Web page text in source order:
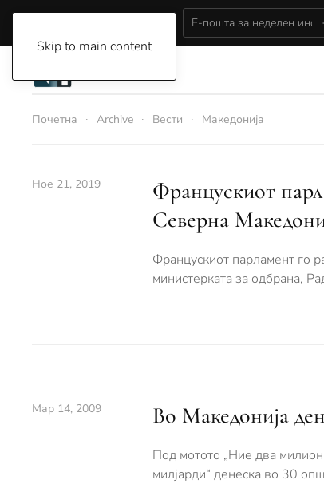
Skip to main content
Почетна Archive Вести Македонија
Ное 21, 2019
Францускиот
Северна
Францускиот парламент го
министерката за одбрана,
Мар 14, 2009 Во Македонија
Под мотото „Ние два
милјарди“ денеска во 30